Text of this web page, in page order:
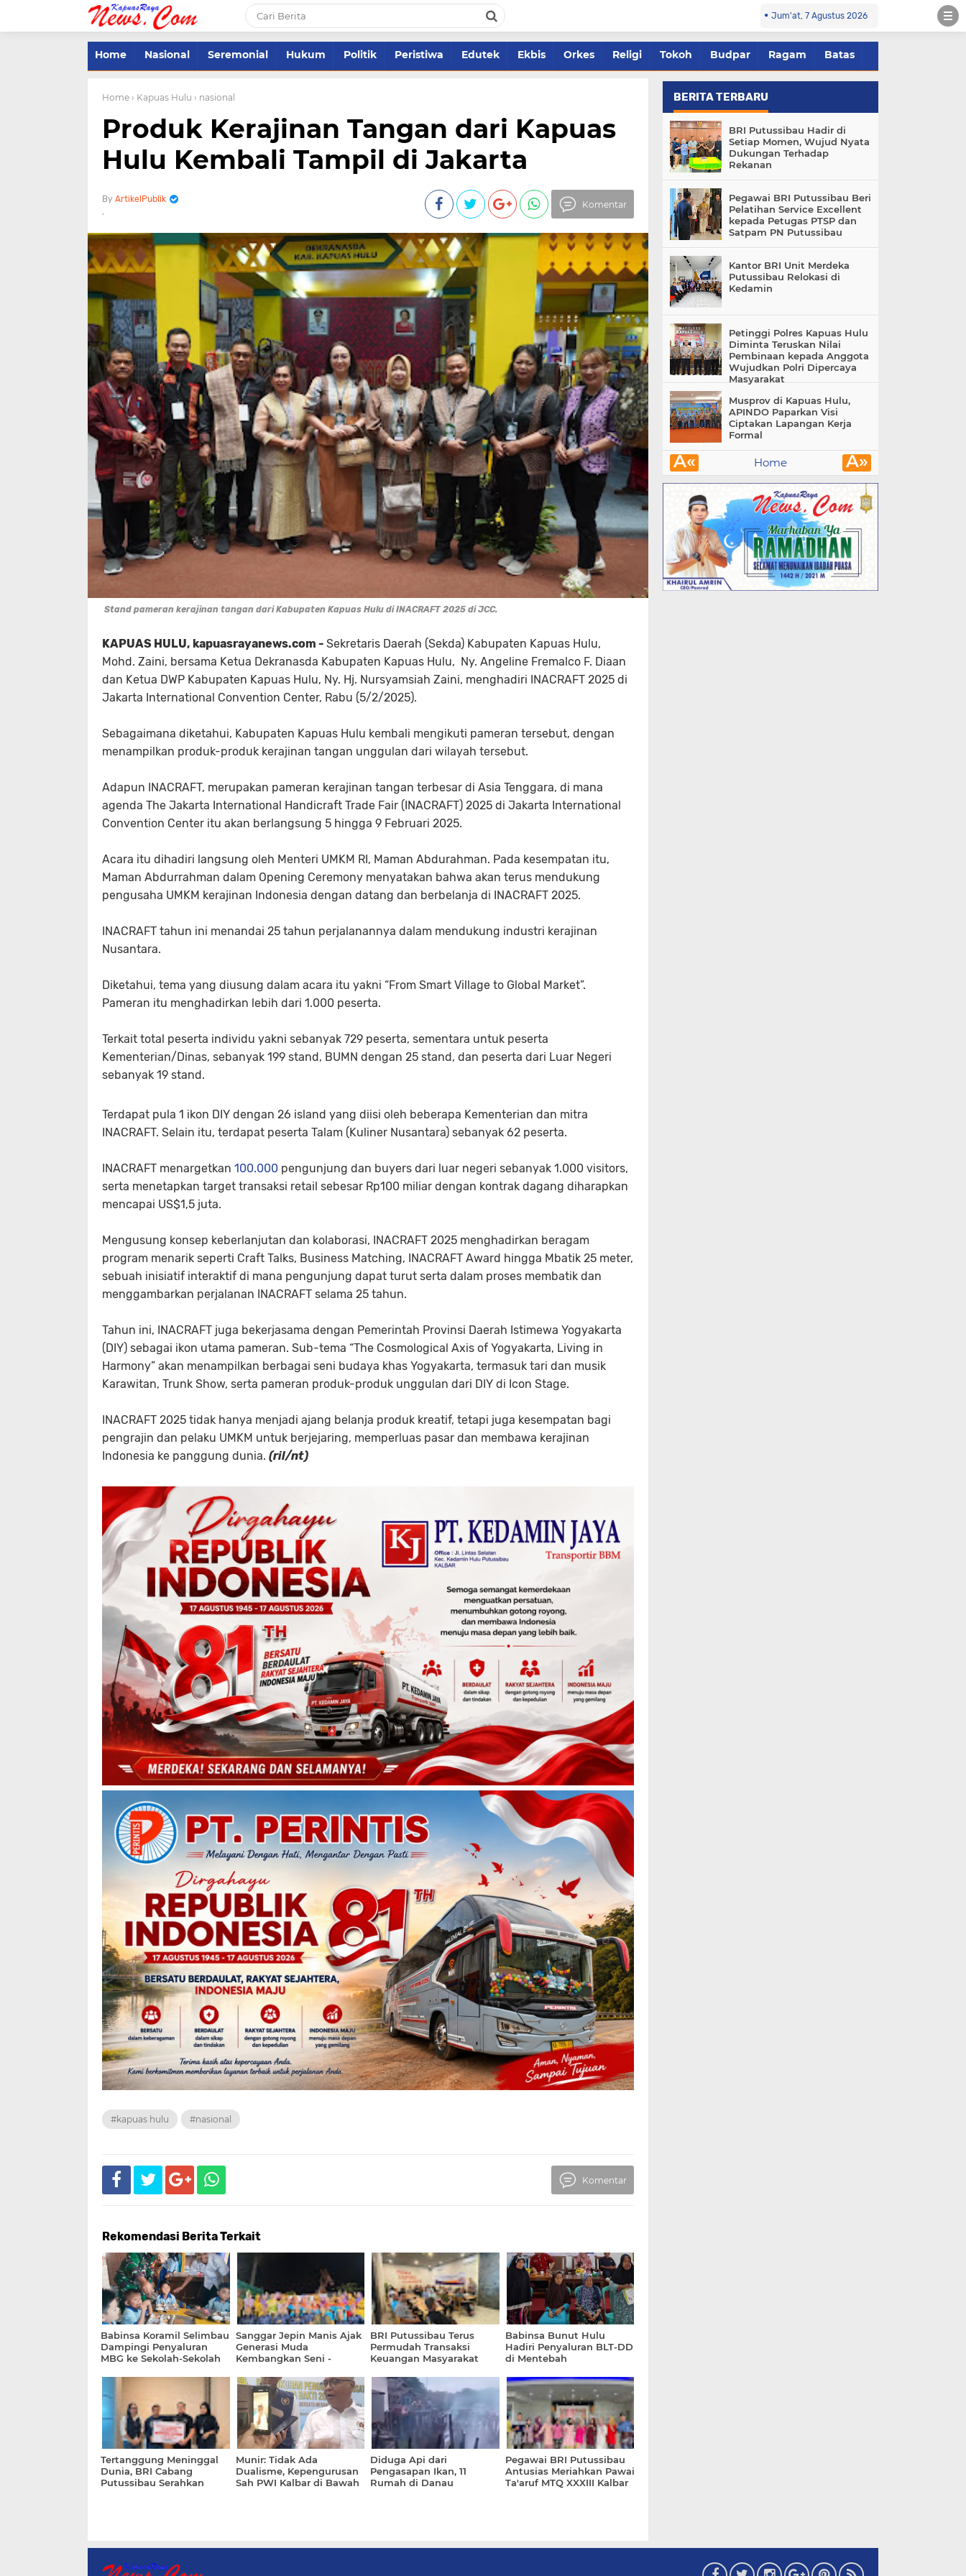
Jum'at, 7 Agustus 2026
Home Nasional Seremonial Hukum Politik Peristiwa Edutek Ekbis Orkes Religi Tokoh Budpar Ragam Batas
Home › Kapuas Hulu › nasional
Produk Kerajinan Tangan dari Kapuas
Hulu Kembali Tampil di Jakarta
ArtikelPublik Komentar
Stand pameran kerajinan tangan dari Kabupaten Kapuas Hulu di INACRAFT 2025 di JCC.
KAPUAS HULU, kapuasrayanews.com - Sekretaris Daerah (Sekda) Kabupaten Kapuas Hulu,
Mohd. Zaini, bersama Ketua Dekranasda Kabupaten Kapuas Hulu, Ny. Angeline Fremalco F. Diaan
dan Ketua DWP Kabupaten Kapuas Hulu, Ny. Hj. Nursyamsiah Zaini, menghadiri INACRAFT 2025 di
Jakarta International Convention Center, Rabu (5/2/2025).
Sebagaimana diketahui, Kabupaten Kapuas Hulu kembali mengikuti pameran tersebut, dengan
menampilkan produk-produk kerajinan tangan unggulan dari wilayah tersebut.
Adapun INACRAFT, merupakan pameran kerajinan tangan terbesar di Asia Tenggara, di mana
agenda The Jakarta International Handicraft Trade Fair (INACRAFT) 2025 di Jakarta International
Convention Center itu akan berlangsung 5 hingga 9 Februari 2025.
Acara itu dihadiri langsung oleh Menteri UMKM RI, Maman Abdurahman. Pada kesempatan itu,
Maman Abdurrahman dalam Opening Ceremony menyatakan bahwa akan terus mendukung
pengusaha UMKM kerajinan Indonesia dengan datang dan berbelanja di INACRAFT 2025.
INACRAFT tahun ini menandai 25 tahun perjalanannya dalam mendukung industri kerajinan
Nusantara.
Diketahui, tema yang diusung dalam acara itu yakni “From Smart Village to Global Market”.
Pameran itu menghadirkan lebih dari 1.000 peserta.
Terkait total peserta individu yakni sebanyak 729 peserta, sementara untuk peserta
Kementerian/Dinas, sebanyak 199 stand, BUMN dengan 25 stand, dan peserta dari Luar Negeri
sebanyak 19 stand.
Terdapat pula 1 ikon DIY dengan 26 island yang diisi oleh beberapa Kementerian dan mitra
INACRAFT. Selain itu, terdapat peserta Talam (Kuliner Nusantara) sebanyak 62 peserta.
INACRAFT menargetkan 100.000 pengunjung dan buyers dari luar negeri sebanyak 1.000 visitors,
serta menetapkan target transaksi retail sebesar Rp100 miliar dengan kontrak dagang diharapkan
mencapai US$1,5 juta.
Mengusung konsep keberlanjutan dan kolaborasi, INACRAFT 2025 menghadirkan beragam
program menarik seperti Craft Talks, Business Matching, INACRAFT Award hingga Mbatik 25 meter,
sebuah inisiatif interaktif di mana pengunjung dapat turut serta dalam proses membatik dan
menggambarkan perjalanan INACRAFT selama 25 tahun.
Tahun ini, INACRAFT juga bekerjasama dengan Pemerintah Provinsi Daerah Istimewa Yogyakarta
(DIY) sebagai ikon utama pameran. Sub-tema “The Cosmological Axis of Yogyakarta, Living in
Harmony” akan menampilkan berbagai seni budaya khas Yogyakarta, termasuk tari dan musik
Karawitan, Trunk Show, serta pameran produk-produk unggulan dari DIY di Icon Stage.
INACRAFT 2025 tidak hanya menjadi ajang belanja produk kreatif, tetapi juga kesempatan bagi
pengrajin dan pelaku UMKM untuk berjejaring, memperluas pasar dan membawa kerajinan
Indonesia ke panggung dunia. (ril/nt)
#kapuas hulu #nasional
Komentar
Rekomendasi Berita Terkait
Babinsa Koramil Selimbau
Dampingi Penyaluran
MBG ke Sekolah-Sekolah
Sanggar Jepin Manis Ajak
Generasi Muda
Kembangkan Seni -
BRI Putussibau Terus
Permudah Transaksi
Keuangan Masyarakat
Perluasan Agen BRILink
Babinsa Bunut Hulu
Hadiri Penyaluran BLT-DD
di Mentebah
Tertanggung Meninggal
Dunia, BRI Cabang
Putussibau Serahkan
Munir: Tidak Ada
Dualisme, Kepengurusan
Sah PWI Kalbar di Bawah
Diduga Api dari
Pengasapan Ikan, 11
Rumah di Danau
Pegawai BRI Putussibau
Antusias Meriahkan Pawai
Ta'aruf MTQ XXXIII Kalbar
BERITA TERBARU
BRI Putussibau Hadir di
Setiap Momen, Wujud Nyata
Dukungan Terhadap
Rekanan
Pegawai BRI Putussibau Beri
Pelatihan Service Excellent
kepada Petugas PTSP dan
Satpam PN Putussibau
Kantor BRI Unit Merdeka
Putussibau Relokasi di
Kedamin
Petinggi Polres Kapuas Hulu
Diminta Teruskan Nilai
Pembinaan kepada Anggota
Wujudkan Polri Dipercaya
Masyarakat
Musprov di Kapuas Hulu,
APINDO Paparkan Visi
Ciptakan Lapangan Kerja
Formal
Â« Â»
Home